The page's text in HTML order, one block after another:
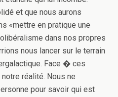
et que nous aurons
«mettre en pratique une
dans nos propres
nous lancer sur le terrain
Face � ces
réalité. Nous ne
pour savoir qui est